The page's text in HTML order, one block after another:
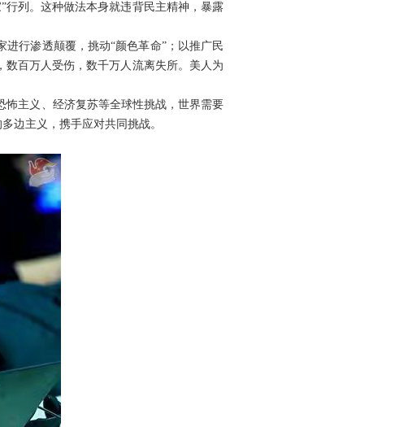
行列。这种做法本身就违背民主精神，暴露
行渗透颠覆，挑动“颜色革命”；以推广民
百万人受伤，数千万人流离失所。美人为
怖主义、经济复苏等全球性挑战，世界需要
边主义，携手应对共同挑战。